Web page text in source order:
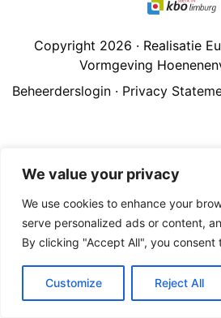
We value your privacy
We use cookies to enhance your
serve personalized ads or content,
By clicking "Accept All", you consent
Customize Reject All
Copyright 2026 · Realisatie
Vormgeving
Beheerderslogin · Privacy